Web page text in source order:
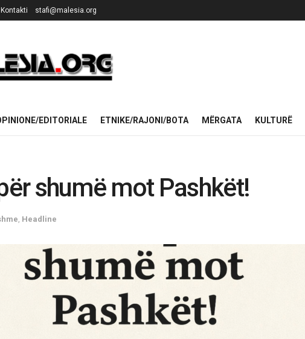
Kontakti stafi@malesia.org
EDITORIALE ETNIKE/RAJONI/BOTA MËRGATA KULTURË
shumë mot Pashkët!
Headline